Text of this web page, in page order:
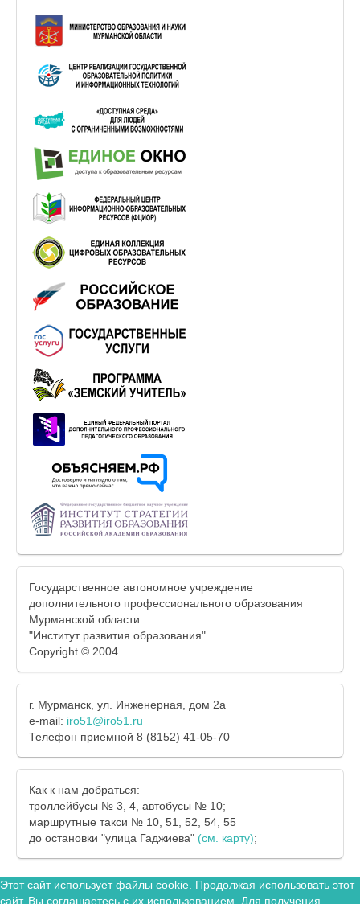
Государственное автономное учреждение
дополнительного профессионального образования
Мурманской области
"Институт развития образования"
Copyright © 2004
г. Мурманск, ул. Инженерная, дом 2а
e-mail: iro51@iro51.ru
Телефон приемной 8 (8152) 41-05-70
Как к нам добраться:
троллейбусы № 3, 4, автобусы № 10;
маршрутные такси № 10, 51, 52, 54, 55
до остановки "улица Гаджиева" (см. карту);
Этот сайт использует файлы cookie. Продолжая использовать этот
сайт, Вы соглашаетесь с их использованием. Для получения